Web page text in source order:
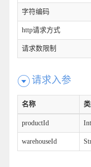
字符编码
http请求方式
请求数限制
请求入参
名称
productId
warehouseId